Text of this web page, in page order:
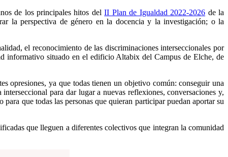
de los principales hitos delII Plan de Igualdad 2022-2026 de la
la perspectiva de género en la docencia y la investigación; o la
el reconocimiento de las discriminaciones interseccionales por
informativo situado en el edificio Altabix del Campus de Elche, de
opresiones, ya que todas tienen un objetivo común: conseguir una
para dar lugar a nuevas reflexiones, conversaciones y,
que todas las personas que quieran participar puedan aportar su
que lleguen a diferentes colectivos que integran la comunidad